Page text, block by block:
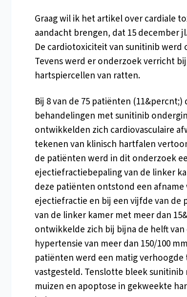
Graag wil ik het artikel over cardiale
aandacht brengen, dat 15 december
De cardiotoxiciteit van sunitinib
Tevens werd er onderzoek verricht
hartspiercellen van ratten.
Bij 8 van de 75 patiënten
behandelingen met sunitinib
ontwikkelden zich cardiovasculaire
tekenen van klinisch hartfalen
de patiënten werd in dit onderzoek
ejectiefractiebepaling van de linker
deze patiënten ontstond een afname
ejectiefractie en bij een vijfde van
van de linker kamer met meer dan
ontwikkelde zich bij bijna de helft
hypertensie van meer dan 150/100
patiënten werd een matig
vastgesteld. Tenslotte bleek
muizen en apoptose in gekweekte